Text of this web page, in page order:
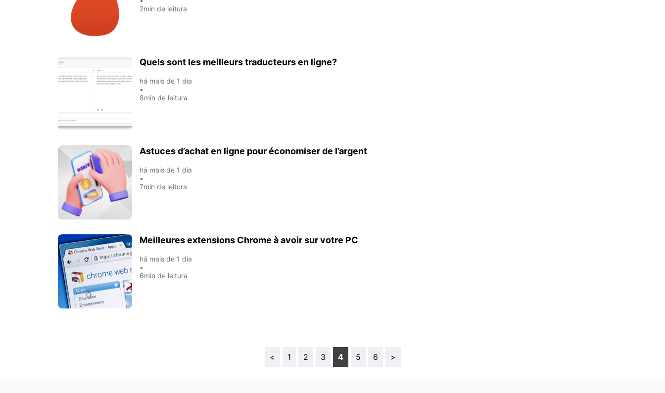
2min de leitura
Quels sont les meilleurs traducteurs en ligne?
há mais de 1 dia
•
8min de leitura
Astuces d’achat en ligne pour économiser de l’argent
há mais de 1 dia
•
7min de leitura
Meilleures extensions Chrome à avoir sur votre PC
há mais de 1 dia
•
6min de leitura
< 1 2 3 4 5 6 >